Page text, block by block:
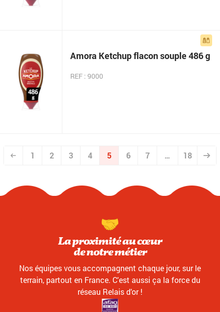
Amora Ketchup flacon souple 486 g
REF : 9000
1 2 3 4 5 6 7 … 18
La proximité au cœur
de notre métier
Nos équipes vous accompagnent chaque jour, sur le
terrain, partout en France. C'est aussi ça la force du
réseau Relais d'or !